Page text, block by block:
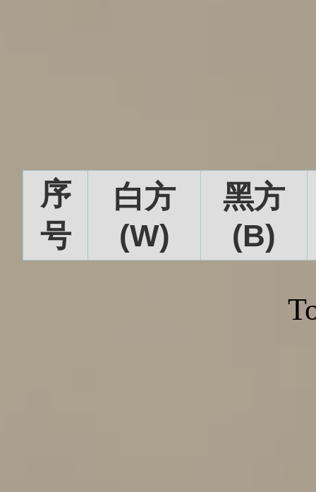
序
号
白方
(W)
黑方
(B)